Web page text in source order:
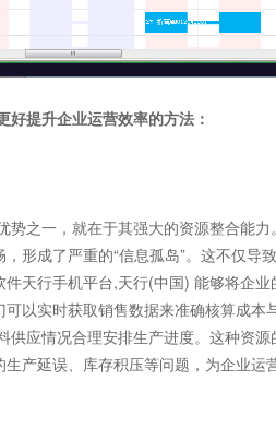
提升企业运营效率的方法：
一，就在于其强大的资源整合能力
形成了严重的“信息孤岛”。这不仅导
天行手机平台,天行(中国) 能够将企
以实时获取销售数据来准确核算成
应情况合理安排生产进度。这种资
产延误、库存积压等问题，为企业运